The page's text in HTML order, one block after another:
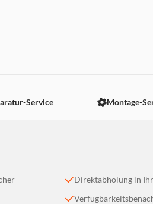
Service Montage-
Direktabholung in